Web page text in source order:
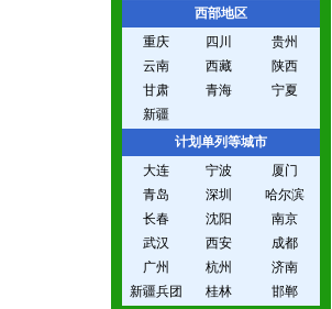
西部地区
重庆
四川
贵州
云南
西藏
陕西
甘肃
青海
宁夏
新疆
计划单列等城市
大连
宁波
厦门
青岛
深圳
哈尔滨
长春
沈阳
南京
武汉
西安
成都
广州
杭州
济南
新疆兵团
桂林 邯郸